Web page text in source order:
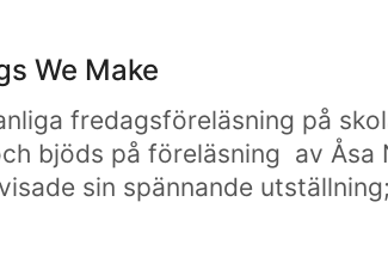
We Make
fredagsföreläsning på
bjöds på föreläsning av Åsa
sin spännande